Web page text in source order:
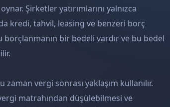
Şirketler yatırımlarını yalnızca
kredi, tahvil, leasing ve benzeri borç
borçlanmanın bir bedeli vardır ve bu bedel
vergi sonrası yaklaşım kullanılır.
matrahından düşülebilmesi ve